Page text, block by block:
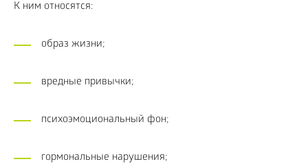
К ним относятся:
образ жизни;
вредные привычки;
психоэмоциональный фон;
гормональные нарушения;